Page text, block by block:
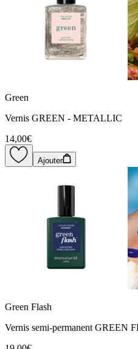
Green
Vernis GREEN - METALLIC
14,00€
Ajouter
Green Flash
Vernis semi-permanent